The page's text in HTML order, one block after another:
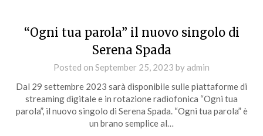
“Ogni tua parola” il nuovo singolo di
Serena Spada
Posted on September 25, 2023 by admin
Dal 29 settembre 2023 sarà disponibile sulle piattaforme di
streaming digitale e in rotazione radiofonica “Ogni tua
parola”, il nuovo singolo di Serena Spada. “Ogni tua parola” è
un brano semplice al…